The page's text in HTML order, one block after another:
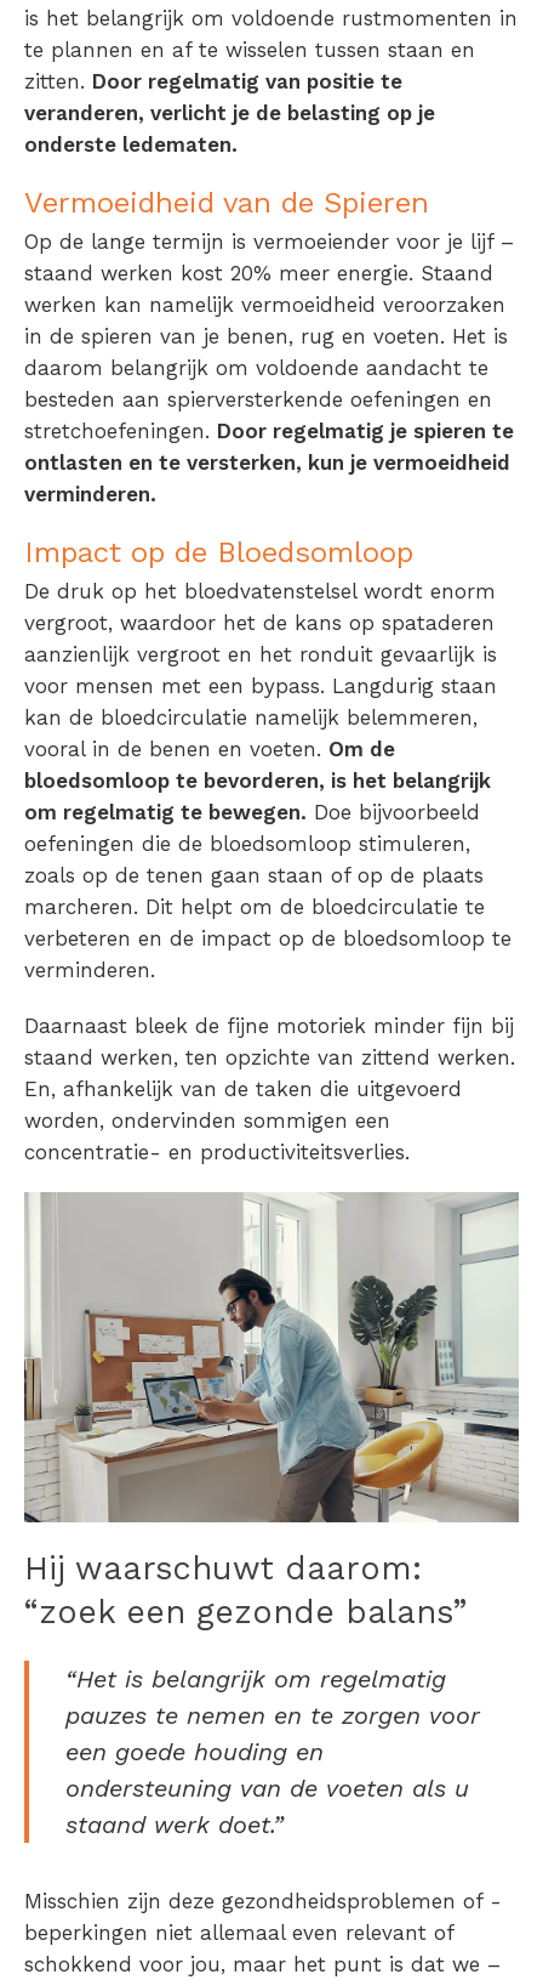
is het belangrijk om voldoende rustmomenten in
te plannen en af te wisselen tussen staan en
zitten. Door regelmatig van positie te
veranderen, verlicht je de belasting op je
onderste ledematen.
Vermoeidheid van de Spieren
Op de lange termijn is vermoeiender voor je lijf –
staand werken kost 20% meer energie. Staand
werken kan namelijk vermoeidheid veroorzaken
in de spieren van je benen, rug en voeten. Het is
daarom belangrijk om voldoende aandacht te
besteden aan spierversterkende oefeningen en
stretchoefeningen. Door regelmatig je spieren te
ontlasten en te versterken, kun je vermoeidheid
verminderen.
Impact op de Bloedsomloop
De druk op het bloedvatenstelsel wordt enorm
vergroot, waardoor het de kans op spataderen
aanzienlijk vergroot en het ronduit gevaarlijk is
voor mensen met een bypass. Langdurig staan
kan de bloedcirculatie namelijk belemmeren,
vooral in de benen en voeten. Om de
bloedsomloop te bevorderen, is het belangrijk
om regelmatig te bewegen. Doe bijvoorbeeld
oefeningen die de bloedsomloop stimuleren,
zoals op de tenen gaan staan of op de plaats
marcheren. Dit helpt om de bloedcirculatie te
verbeteren en de impact op de bloedsomloop te
verminderen.
Daarnaast bleek de fijne motoriek minder fijn bij
staand werken, ten opzichte van zittend werken.
En, afhankelijk van de taken die uitgevoerd
worden, ondervinden sommigen een
concentratie- en productiviteitsverlies.
Hij waarschuwt daarom:
“zoek een gezonde balans”
“Het is belangrijk om regelmatig
pauzes te nemen en te zorgen voor
een goede houding en
ondersteuning van de voeten als u
staand werk doet.”
Misschien zijn deze gezondheidsproblemen of -
beperkingen niet allemaal even relevant of
schokkend voor jou, maar het punt is dat we –